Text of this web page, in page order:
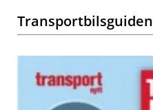
Transportbilsguiden